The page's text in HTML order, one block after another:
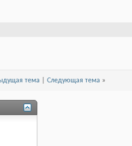
тема Следующая тема »